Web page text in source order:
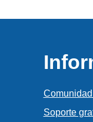
Soporte